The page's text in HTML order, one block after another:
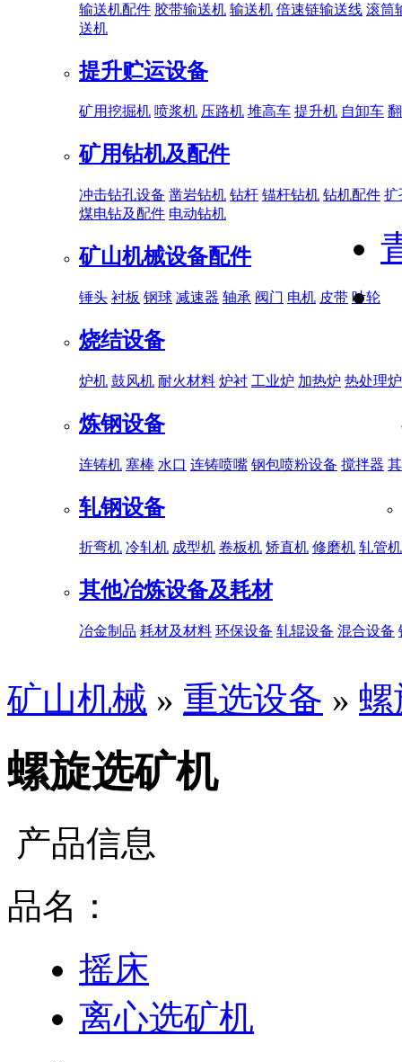
输送机配件 胶带输送机 输送机 倍速链输送线 滚筒
送机
提升贮运设备
矿用挖掘机 喷浆机 压路机 堆高车 提升机 自卸车
矿用钻机及配件
冲击钻孔设备 凿岩钻机 钻杆 锚杆钻机 钻机配件 扩
煤电钻及配件 电动钻机
矿山机械设备配件
锤头 衬板 钢球 减速器 轴承 阀门 电机 皮带 叶轮
烧结设备
炉机 鼓风机 耐火材料 炉衬 工业炉 加热炉 热处理炉
炼钢设备
连铸机 塞棒 水口 连铸喷嘴 钢包喷粉设备 搅拌器
轧钢设备
折弯机 冷轧机 成型机 卷板机 矫直机 修磨机 轧管机
其他冶炼设备及耗材
冶金制品 耗材及材料 环保设备 轧辊设备 混合设备
矿山机械 » 重选设备 »
螺旋选矿机
产品信息
品名：
摇床
离心选矿机